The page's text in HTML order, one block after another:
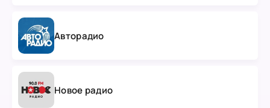
Авторадио
Новое радио